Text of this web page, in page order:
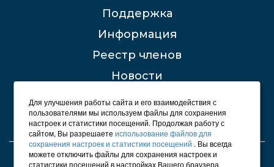
Поддержка
Информация
Реестр членов
Новости
Контакты
© 2012 - 2026 СРО "Строители Башкирии"
Для улучшения работы сайта и его взаимодействия с
пользователями мы используем файлы для сохранения
настроек и статистики посещений. Продолжая работу с
сайтом, Вы разрешаетеиспользование файлов для
сохранения настроек и статистики посещений . Вы всегда
можете отключить файлы для сохранения настроек и
статистики посещений в настройках Вашего браузера.